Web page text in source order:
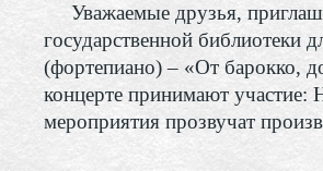
Уважаемые друзья,
государственной библиотеки
(фортепиано) – «От барокко,
концерте принимают
мероприятия прозвучат